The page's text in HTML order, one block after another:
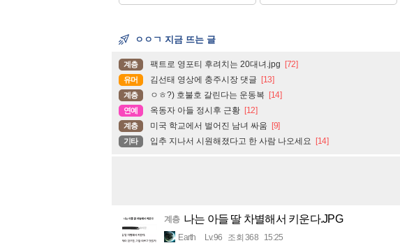
ㅇㅇㄱ 지금 뜨는 글
계층 팩트로 영포티 후려치는 20대녀.jpg [72]
유머 김선태 영상에 충주시장 댓글 [13]
계층 ㅇㅎ?) 호불호 갈린다는 운동복 [14]
연예 옥동자 아들 정시후 근황 [12]
계층 미국 학교에서 벌어진 남녀 싸움 [9]
기타 입추 지나서 시원해졌다고 한 사람 나오세요 [14]
계층 나는 아들 딸 차별해서 키운다.JPG
Earth Lv.96 조회 368 15:25